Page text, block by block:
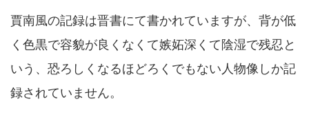
賈南風の記録は晋書にて書かれていますが、背が低
く色黒で容貌が良くなくて嫉妬深くて陰湿で残忍と
いう、恐ろしくなるほどろくでもない人物像しか記
録されていません。